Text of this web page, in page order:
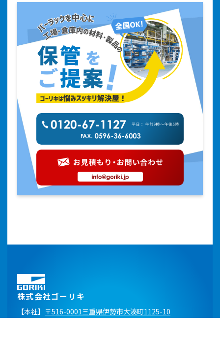
株式会社ゴーリキ
【本社】 〒516-0001三重県伊勢市大湊町1125-10